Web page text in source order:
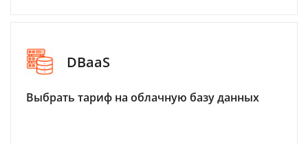
DBaaS
Выбрать тариф на облачную базу данных